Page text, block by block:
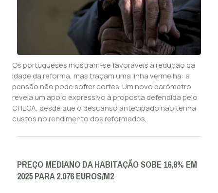
Os portugueses mostram-se favoráveis à redução da
idade da reforma, mas traçam uma linha vermelha: a
pensão não pode sofrer cortes. Um novo barómetro
revela um apoio expressivo à proposta defendida pelo
CHEGA, desde que o descanso antecipado não tenha
custos no rendimento dos reformados.
PREÇO MEDIANO DA HABITAÇÃO SOBE 16,8% EM
2025 PARA 2.076 EUROS/M2